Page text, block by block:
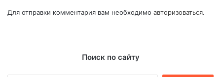
Для отправки комментария вам необходимо авторизоваться.
Поиск по сайту